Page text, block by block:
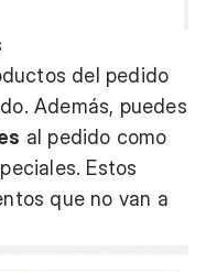
del pedido
Además, puedes
al pedido como
Estos
que no van a